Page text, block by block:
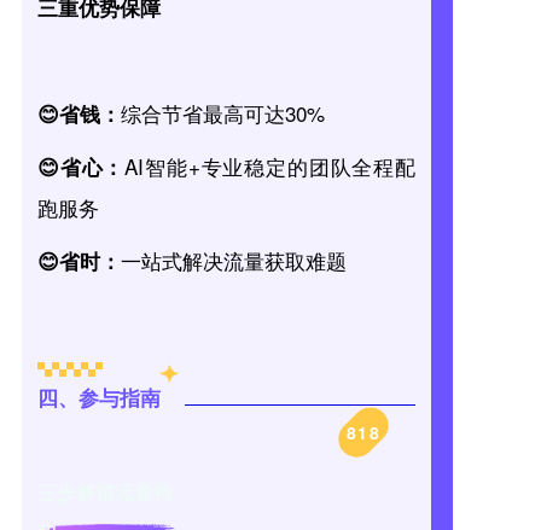
三重优势保障
😊省钱：综合节省最高可达30%
😊省心：AI智能+专业稳定的团队全程配
跑服务
😊省时：一站式解决流量获取难题
四、参与指南
818